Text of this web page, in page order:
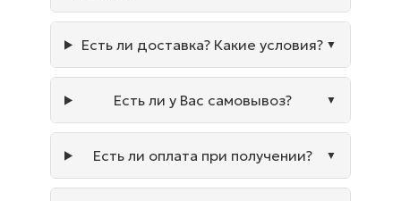
Есть ли доставка? Какие условия?
Есть ли у Вас самовывоз?
Есть ли оплата при получении?